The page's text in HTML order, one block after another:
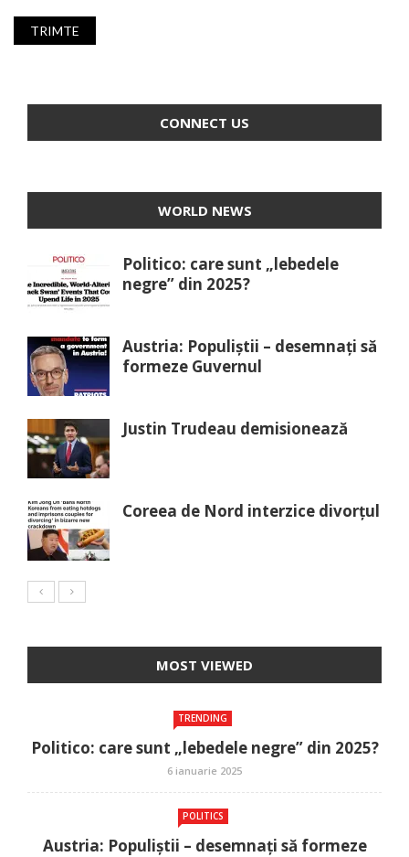
CONNECT US
WORLD NEWS
Politico: care sunt „lebedele
negre” din 2025?
Austria: Populiștii – desemnați să
formeze Guvernul
Justin Trudeau demisionează
Coreea de Nord interzice divorțul
MOST VIEWED
TRENDING
Politico: care sunt „lebedele negre” din 2025?
6 ianuarie 2025
POLITICS
Austria: Populiștii – desemnați să formeze